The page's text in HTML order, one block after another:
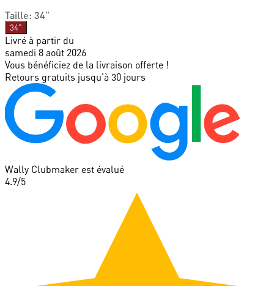
Taille: 34"
34"
Livré à partir du
samedi 8 août 2026
Vous bénéficiez de la livraison offerte !
Retours gratuits jusqu'à 30 jours
Wally Clubmaker est évalué
4.9/5